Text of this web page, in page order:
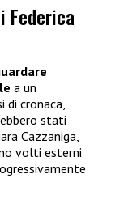
Federica
a un
di cronaca,
stati
Cazzaniga,
volti esterni